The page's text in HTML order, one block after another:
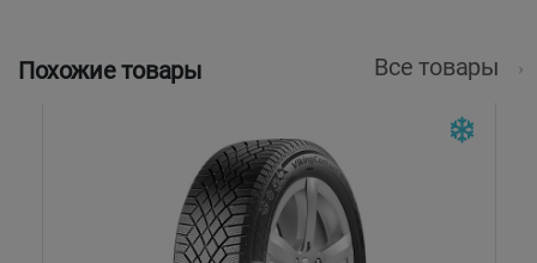
Похожие товары Все товары